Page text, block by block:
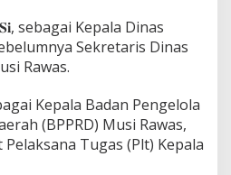
i
k
sebagai Kepala Dinas
Sekretaris Dinas
Rawas.
Kepala Badan Pengelola
(BPPRD) Musi Rawas,
Tugas (Plt) Kepala